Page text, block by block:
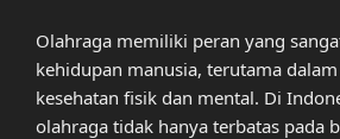
Olahraga memiliki peran yang
kehidupan manusia, terutama
kesehatan fisik dan mental. Di
olahraga tidak hanya terbatas pada